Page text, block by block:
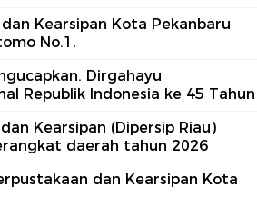
Kearsipan Kota Pekanbaru
No.1,
Dirgahayu
Republik Indonesia ke 45 Tahun
Kearsipan (Dipersip Riau)
daerah tahun 2026
dan Kearsipan Kota